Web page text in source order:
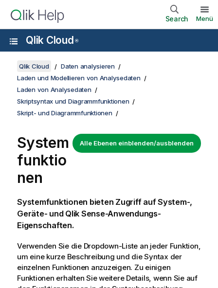
Search Menü
Qlik Cloud ®
Qlik Cloud
Daten analysieren
Laden und Modellieren von Analysedaten
Laden von Analysedaten
Skriptsyntax und Diagrammfunktionen
Skript- und Diagrammfunktionen
Alle Ebenen einblenden/ausblenden
System
funktio
nen
Systemfunktionen bieten Zugriff auf System-,
Geräte- und Qlik Sense-Anwendungs-
Eigenschaften.
Verwenden Sie die Dropdown-Liste an jeder Funktion,
um eine kurze Beschreibung und die Syntax der
einzelnen Funktionen anzuzeigen. Zu einigen
Funktionen erhalten Sie weitere Details, wenn Sie auf